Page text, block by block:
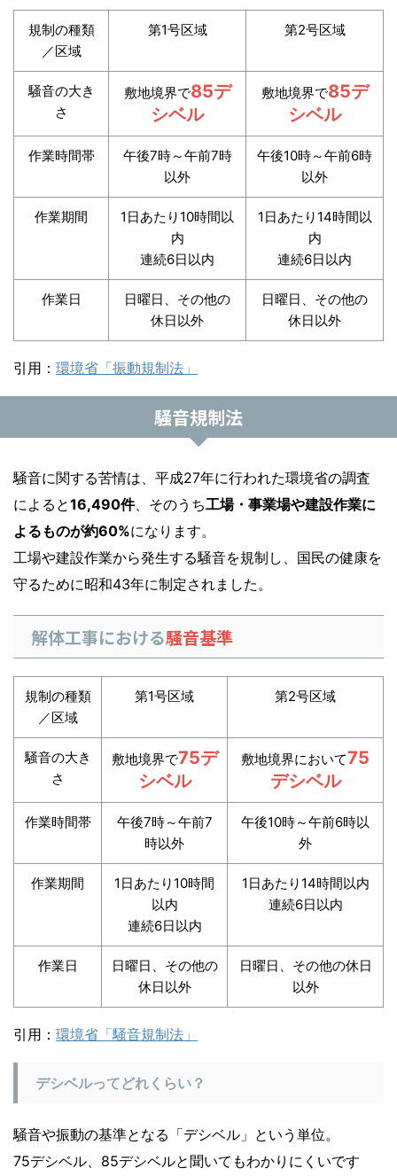
規制の種類
／区域
第1号区域 第2号区域
騒音の大き
さ
敷地境界で85デ
シベル
敷地境界で85デ
シベル
作業時間帯
午後7時～午前7時
以外
午後10時～午前6時
以外
作業期間
1日あたり10時間以
内
連続6日以内
1日あたり14時間以
内
連続6日以内
作業日
日曜日、その他の
休日以外
日曜日、その他の
休日以外
引用： 環境省「振動規制法」
騒音規制法
騒音に関する苦情は、平成27年に行われた環境省の調査
によると16,490件、そのうち工場・事業場や建設作業に
よるものが約60%になります。
工場や建設作業から発生する騒音を規制し、国民の健康を
守るために昭和43年に制定されました。
解体工事における騒音基準
規制の種類
／区域
第1号区域 第2号区域
騒音の大き
さ
敷地境界で75デ
シベル
敷地境界において75
デシベル
作業時間帯
午後7時～午前7
時以外
午後10時～午前6時以
外
作業期間
1日あたり10時間
以内
連続6日以内
1日あたり14時間以内
連続6日以内
作業日
日曜日、その他の
休日以外
日曜日、その他の休日
以外
引用： 環境省「騒音規制法」
デシベルってどれくらい？
騒音や振動の基準となる「デシベル」という単位。
75デシベル、85デシベルと聞いてもわかりにくいです